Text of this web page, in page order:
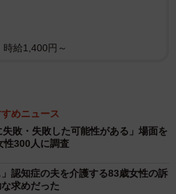
と述べています。
に「付き合っていない女性と、
ができなくなったから。（20
た。（40代）
い。ただの友達。（30代）
時給1,400円～
めニュース
敗・失敗した可能性がある」場面を
300人に調査
認知症の夫を介護する83歳女性の訴
求めだった